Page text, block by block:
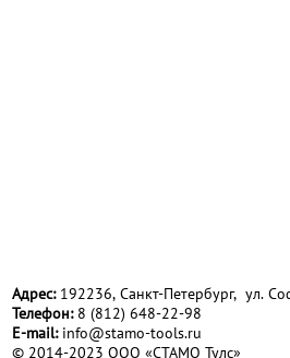
Адрес:192236, Санкт-Петербург, ул.
Телефон:8 (812) 648-22-98
Е-mail: info@stamo-tools.ru
© 2014-2023 ООО «СТАМО Тулс»